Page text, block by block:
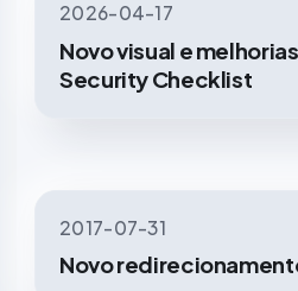
2026-04-17
Novo visual e
Security Checklist
2017-07-31
Novo